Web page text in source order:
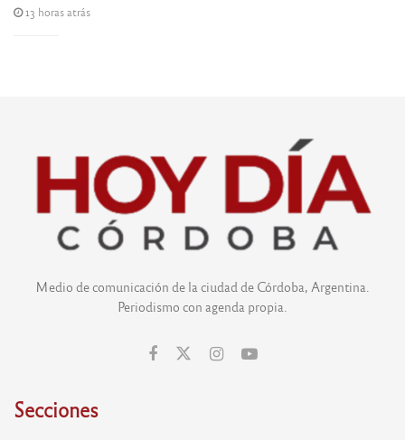
13 horas atrás
Medio de comunicación de la ciudad de Córdoba, Argentina.
Periodismo con agenda propia.
Secciones